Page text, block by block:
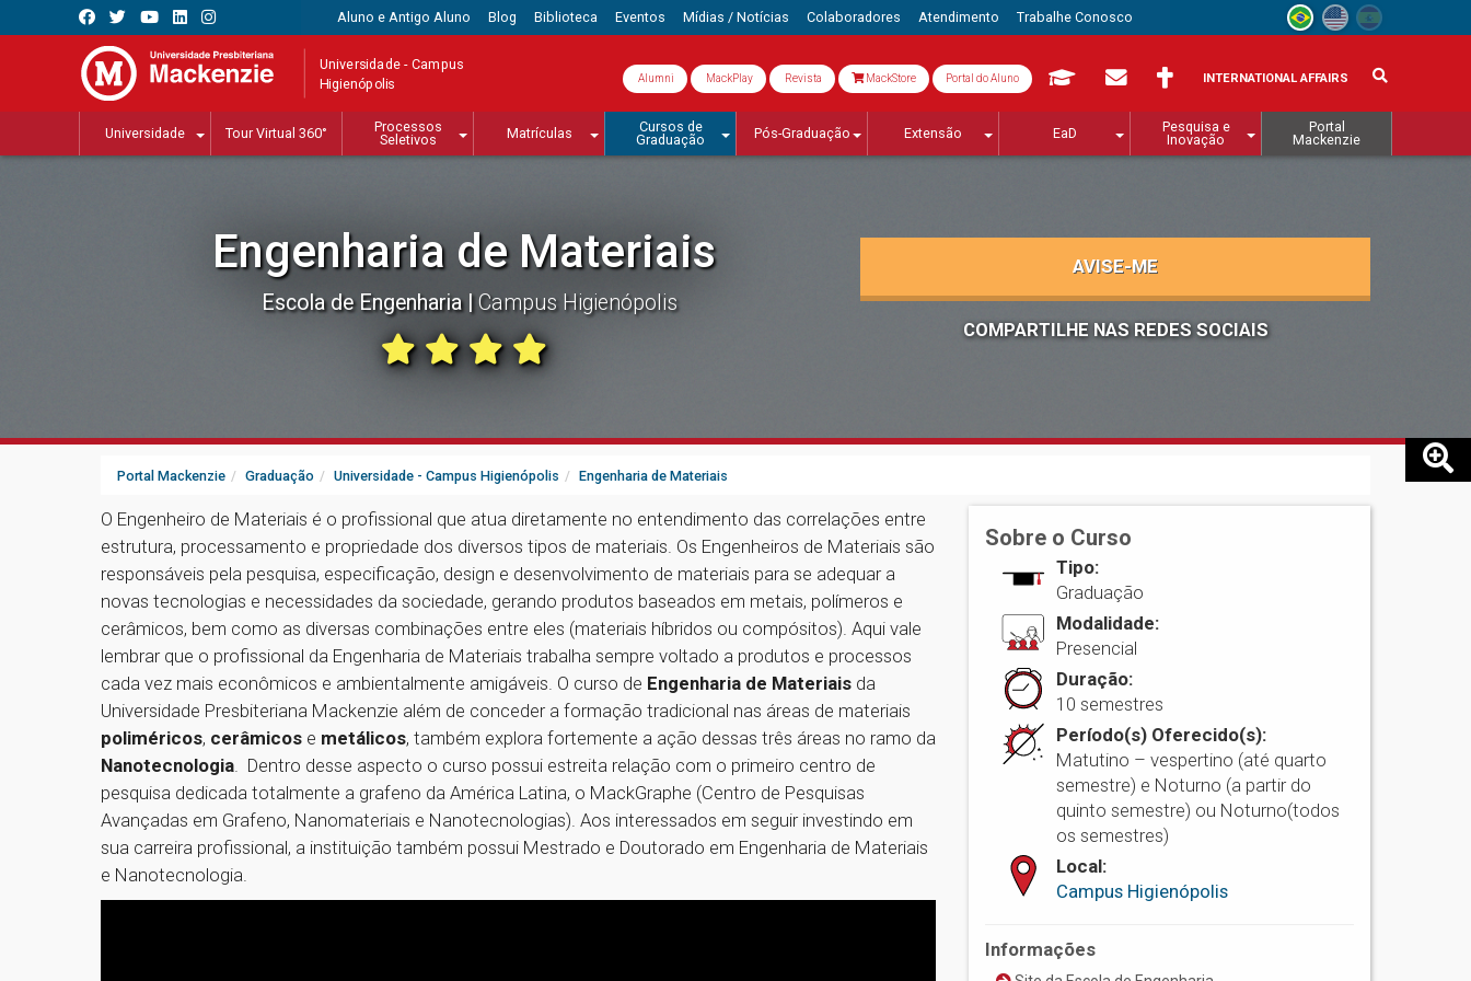
Aluno e Antigo Aluno Blog Biblioteca Eventos Mídias / Notícias Colaboradores Atendimento Trabalhe Conosco
Universidade - Campus
Higienópolis Alumni MackPlay Revista MackStore Portal do Aluno INTERNATIONAL AFFAIRS
Universidade Tour Virtual 360°
Processos
Seletivos
Matrículas
Cursos de
Graduação
Pós-Graduação Extensão EaD
Pesquisa e
Inovação
Portal
Mackenzie
Engenharia de Materiais
Escola de Engenharia Campus Higienópolis
AVISE-ME
COMPARTILHE NAS REDES SOCIAIS
Portal Mackenzie Graduação Universidade - Campus Higienópolis Engenharia de Materiais
O Engenheiro de Materiais é o profissional que atua diretamente no entendimento das correlações entre
estrutura, processamento e propriedade dos diversos tipos de materiais. Os Engenheiros de Materiais são
responsáveis pela pesquisa, especificação, design e desenvolvimento de materiais para se adequar a
novas tecnologias e necessidades da sociedade, gerando produtos baseados em metais, polímeros e
cerâmicos, bem como as diversas combinações entre eles (materiais híbridos ou compósitos). Aqui vale
lembrar que o profissional da Engenharia de Materiais trabalha sempre voltado a produtos e processos
cada vez mais econômicos e ambientalmente amigáveis. O curso de Engenharia de Materiais da
Universidade Presbiteriana Mackenzie além de conceder a formação tradicional nas áreas de materiais
poliméricos, cerâmicos e metálicos, também explora fortemente a ação dessas três áreas no ramo da
Nanotecnologia. Dentro desse aspecto o curso possui estreita relação com o primeiro centro de
pesquisa dedicada totalmente a grafeno da América Latina, o MackGraphe (Centro de Pesquisas
Avançadas em Grafeno, Nanomateriais e Nanotecnologias). Aos interessados em seguir investindo em
sua carreira profissional, a instituição também possui Mestrado e Doutorado em Engenharia de Materiais
e Nanotecnologia.
Sobre o Curso
Tipo:
Graduação
Modalidade:
Presencial
Duração:
10 semestres
Período(s) Oferecido(s):
Matutino – vespertino (até quarto
semestre) e Noturno (a partir do
quinto semestre) ou Noturno(todos
os semestres)
Local:
Campus Higienópolis
Informações